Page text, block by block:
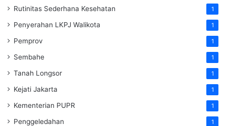
Rutinitas Sederhana Kesehatan 1
Penyerahan LKPJ Walikota 1
Pemprov 1
Sembahe 1
Tanah Longsor 1
Kejati Jakarta 1
Kementerian PUPR 1
Penggeledahan 1